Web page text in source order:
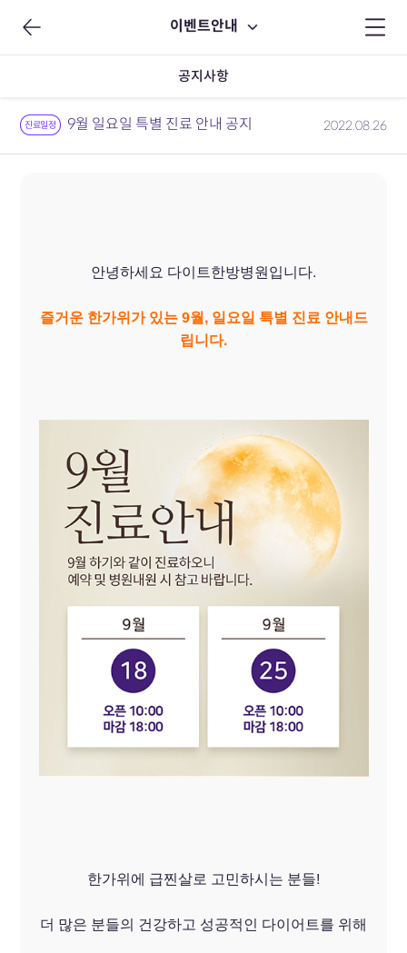
이벤트안내
공지사항
진료일정 9월 일요일 특별 진료 안내 공지 2022.08.26
안녕하세요 다이트한방병원입니다.
즐거운 한가위가 있는 9월, 일요일 특별 진료 안내드
립니다.
한가위에 급찐살로 고민하시는 분들!
더 많은 분들의 건강하고 성공적인 다이어트를 위해